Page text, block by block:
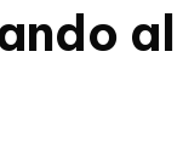
al